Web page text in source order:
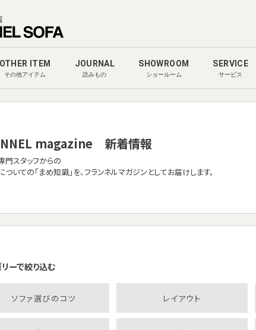
OTHER ITEM
その他アイテム
JOURNAL
読みもの
SHOWROOM
ショールーム
SERVICE
サービス
magazine 新着情報
門スタッフからの
ついての「まめ知識」を、フランネルマガジンとしてお届けします。
ーで絞り込む
ソファ選びのコツ レイアウト